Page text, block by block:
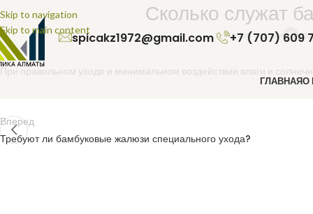
Skip to navigation
Skip to main content
spicakz1972@gmail.com +7 (707) 609
ГЛАВНАЯО
Сколько служат
Автор статьи
При правильном уходе и минимальном воздействии влаги и
Вперед
Требуют ли бамбуковые жалюзи специального ухода?